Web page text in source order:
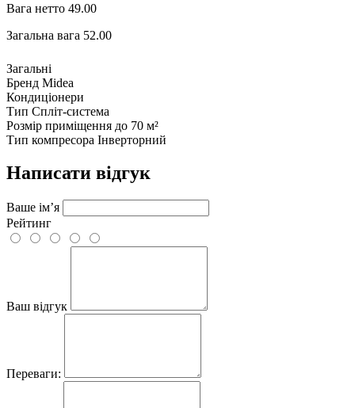
Вага нетто 49.00
Загальна вага 52.00
Загальні
Бренд Midea
Кондиціонери
Тип Спліт-система
Розмір приміщення до 70 м²
Тип компресора Інверторний
Написати відгук
Ваше ім’я
Рейтинг
Ваш відгук
Переваги: